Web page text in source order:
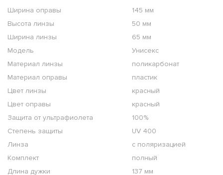
Ширина оправы
145 мм
Высота линзы
50 мм
Ширина линзы
65 мм
Модель
Унисекс
Материал линзы
поликарбонат
Материал оправы
пластик
Цвет линзы
красный
Цвет оправы
красный
Защита от ультрафиолета
100%
Степень защиты
UV 400
Линза
с поляризацией
Комплект
полный
Длина дужки
137 мм